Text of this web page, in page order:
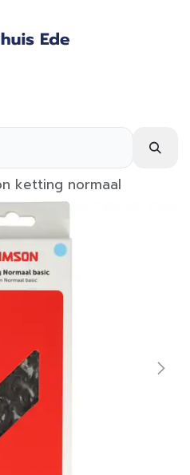
ketting normaal